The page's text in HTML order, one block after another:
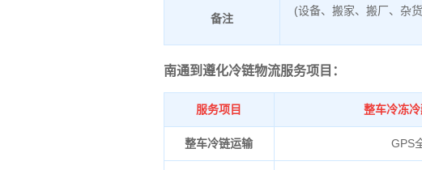
备注
(设备、搬家、搬厂、杂
南通到遵化冷链物流服务项目：
服务项目 整车冷冻
整车冷链运输 GPS